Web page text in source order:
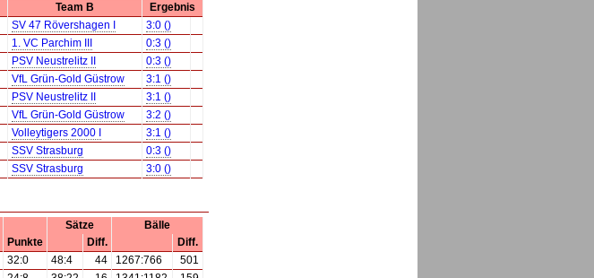
Team B
Ergebnis
SV 47 Rövershagen I
3:0 ()
1. VC Parchim III
0:3 ()
PSV Neustrelitz II
0:3 ()
VfL Grün-Gold Güstrow
3:1 ()
PSV Neustrelitz II
3:1 ()
VfL Grün-Gold Güstrow
3:2 ()
Volleytigers 2000 I
3:1 ()
SSV Strasburg
0:3 ()
SSV Strasburg 3:0 ()
Sätze
Bälle
Punkte Diff.
Diff.
32:0 48:4 44 1267:766
501